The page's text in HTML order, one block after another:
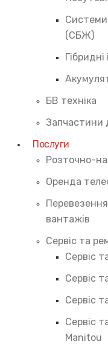
Системи
(СБЖ)
БВ техніка
Запчастини
Послуги
Розточно-
Оренда
вантажів
Сервіс та
Cервіс
Cервіс
Сервіс
Сервіс
Manitou